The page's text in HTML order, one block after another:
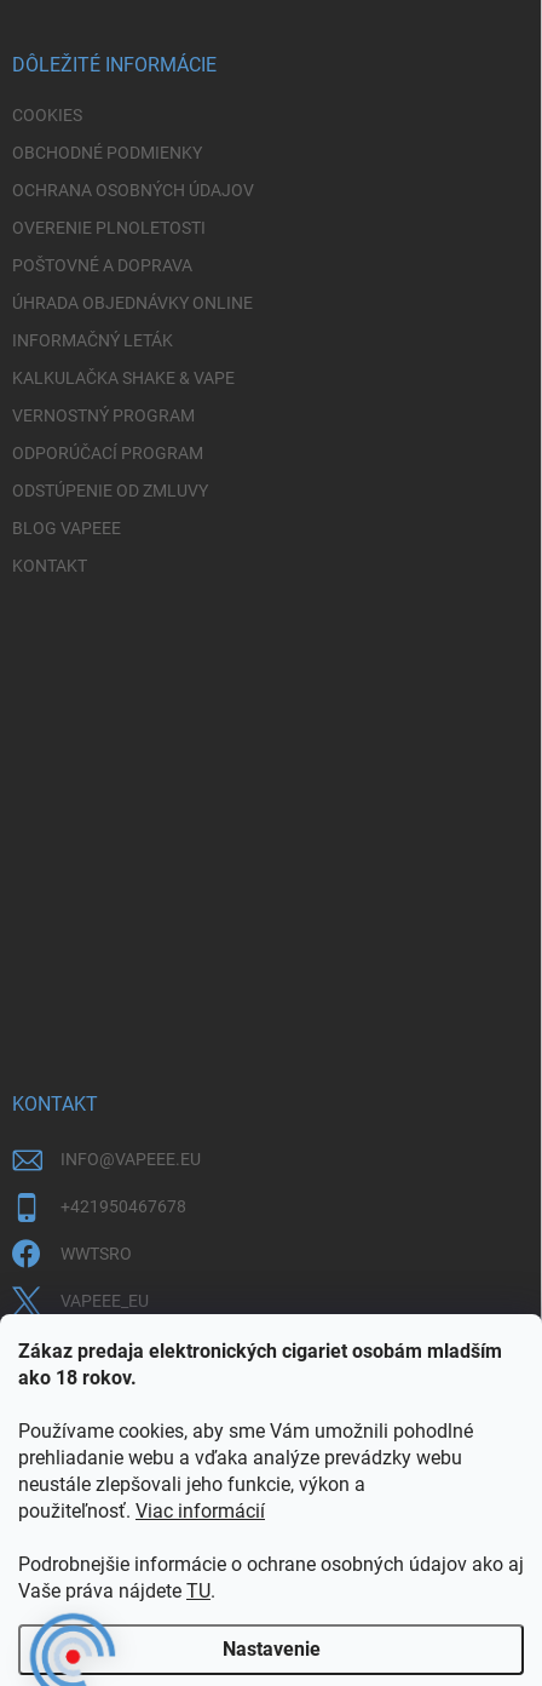
Zákaz predaja elektronických cigariet osobám mladším
ako 18 rokov.
Používame cookies, aby sme Vám umožnili pohodlné
prehliadanie webu a vďaka analýze prevádzky webu
neustále zlepšovali jeho funkcie, výkon a
použiteľnosť. Viac informácií
Podrobnejšie informácie o ochrane osobných údajov ako aj
Vaše práva nájdete TU.
Nastavenie
DÔLEŽITÉ INFORMÁCIE
COOKIES
OBCHODNÉ PODMIENKY
OCHRANA OSOBNÝCH ÚDAJOV
OVERENIE PLNOLETOSTI
POŠTOVNÉ A DOPRAVA
ÚHRADA OBJEDNÁVKY ONLINE
INFORMAČNÝ LETÁK
KALKULAČKA SHAKE & VAPE
VERNOSTNÝ PROGRAM
ODPORÚČACÍ PROGRAM
ODSTÚPENIE OD ZMLUVY
BLOG VAPEEE
KONTAKT
KONTAKT
INFO@VAPEEE.EU
+421950467678
WWTSRO
VAPEEE_EU
VAPEEE.EU
COOKIES
OBCHODNÉ PODMIENKY
POŠTOVNÉ A DOPRAVA
VERNOSTNÝ PROGRAM
KONTAKT